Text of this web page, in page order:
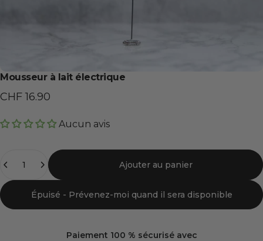
Mousseur à lait électrique
CHF 16.90
Aucun avis
Ajouter au panier
Épuisé - Prévenez-moi quand il sera disponible
Paiement 100 % sécurisé avec